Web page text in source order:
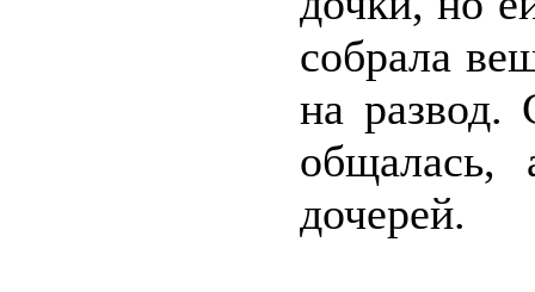
собрала
на
общалась,
дочерей.